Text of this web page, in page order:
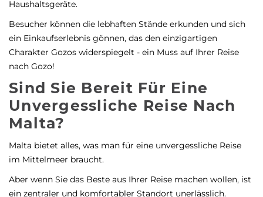
Haushaltsgeräte.
Besucher können die lebhaften Stände erkunden und sich
ein Einkaufserlebnis gönnen, das den einzigartigen
Charakter Gozos widerspiegelt - ein Muss auf Ihrer Reise
nach Gozo!
Sind Sie Bereit Für Eine
Unvergessliche Reise Nach
Malta?
Malta bietet alles, was man für eine unvergessliche Reise
im Mittelmeer braucht.
Aber wenn Sie das Beste aus Ihrer Reise machen wollen, ist
ein zentraler und komfortabler Standort unerlässlich.